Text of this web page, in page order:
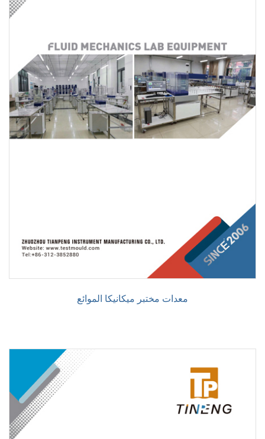
معدات مختبر ميكانيكا الموائع